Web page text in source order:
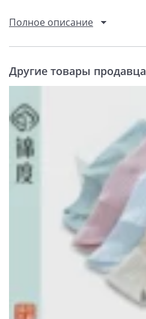
Полное описание
Другие товары продавца